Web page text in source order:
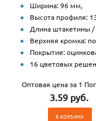
Ширина: 96 мм,
Высота профиля:
Длина штакетины
Верхняя кромка:
Покрытие:
16 цветовых
Оптовая цена за 1
3.59 руб.
В КОРЗИНУ